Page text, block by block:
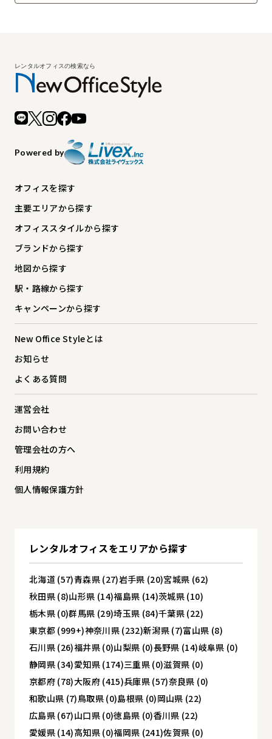
Powered by
オフィスを探す
主要エリアから探す
オフィススタイルから探す
ブランドから探す
地図から探す
駅・路線から探す
キャンペーンから探す
New Office Styleとは
お知らせ
よくある質問
運営会社
お問い合わせ
管理会社の方へ
利用規約
個人情報保護方針
レンタルオフィスをエリアから探す
北海道 (57)青森県 (27)岩手県 (20)宮城県 (62)
秋田県 (8)山形県 (14)福島県 (14)茨城県 (10)
栃木県 (0)群馬県 (29)埼玉県 (84)千葉県 (22)
東京都 (999+)神奈川県 (232)新潟県 (7)富山県 (8)
石川県 (26)福井県 (0)山梨県 (0)長野県 (14)岐阜県 (0)
静岡県 (34)愛知県 (174)三重県 (0)滋賀県 (0)
京都府 (78)大阪府 (415)兵庫県 (57)奈良県 (0)
和歌山県 (7)鳥取県 (0)島根県 (0)岡山県 (22)
広島県 (67)山口県 (0)徳島県 (0)香川県 (22)
愛媛県 (14)高知県 (0)福岡県 (241)佐賀県 (0)